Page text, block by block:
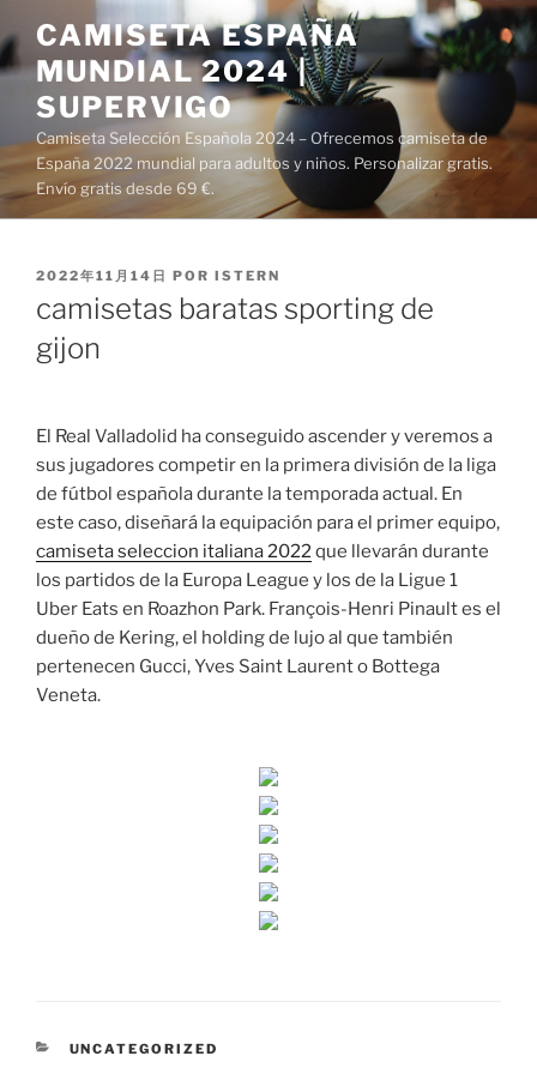
al
contenido
CAMISETA ESPAÑA
MUNDIAL 2024 |
SUPERVIGO
Camiseta Selección Española 2024 – Ofrecemos camiseta de
España 2022 mundial para adultos y niños. Personalizar gratis.
Envío gratis desde 69 €.
PUBLICADO
2022年11月14日 POR ISTERN
camisetas baratas sporting de
gijon
El Real Valladolid ha conseguido ascender y veremos a
sus jugadores competir en la primera división de la liga
de fútbol española durante la temporada actual. En
este caso, diseñará la equipación para el primer equipo,
camiseta seleccion italiana 2022que llevarán durante
los partidos de la Europa League y los de la Ligue 1
Uber Eats en Roazhon Park. François-Henri Pinault es el
dueño de Kering, el holding de lujo al que también
pertenecen Gucci, Yves Saint Laurent o Bottega
Veneta.
CATEGORÍAS
UNCATEGORIZED